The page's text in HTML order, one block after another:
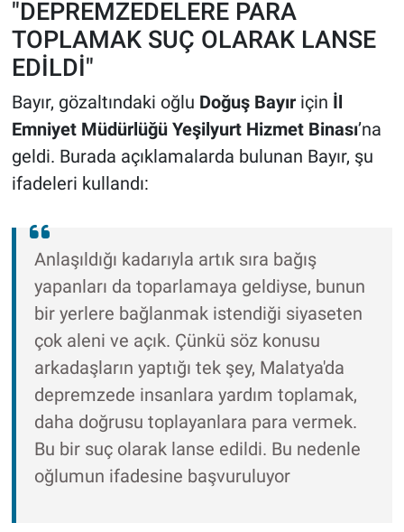
"DEPREMZEDELERE PARA
TOPLAMAK SUÇ OLARAK LANSE
EDİLDİ"
Bayır, gözaltındaki oğlu Doğuş Bayıriçin İl
Emniyet Müdürlüğü Yeşilyurt Hizmet Binası’na
geldi. Burada açıklamalarda bulunan Bayır, şu
ifadeleri kullandı:
Anlaşıldığı kadarıyla artık sıra bağış
yapanları da toparlamaya geldiyse, bunun
bir yerlere bağlanmak istendiği siyaseten
çok aleni ve açık. Çünkü söz konusu
arkadaşların yaptığı tek şey, Malatya'da
depremzede insanlara yardım toplamak,
daha doğrusu toplayanlara para vermek.
Bu bir suç olarak lanse edildi. Bu nedenle
oğlumun ifadesine başvuruluyor